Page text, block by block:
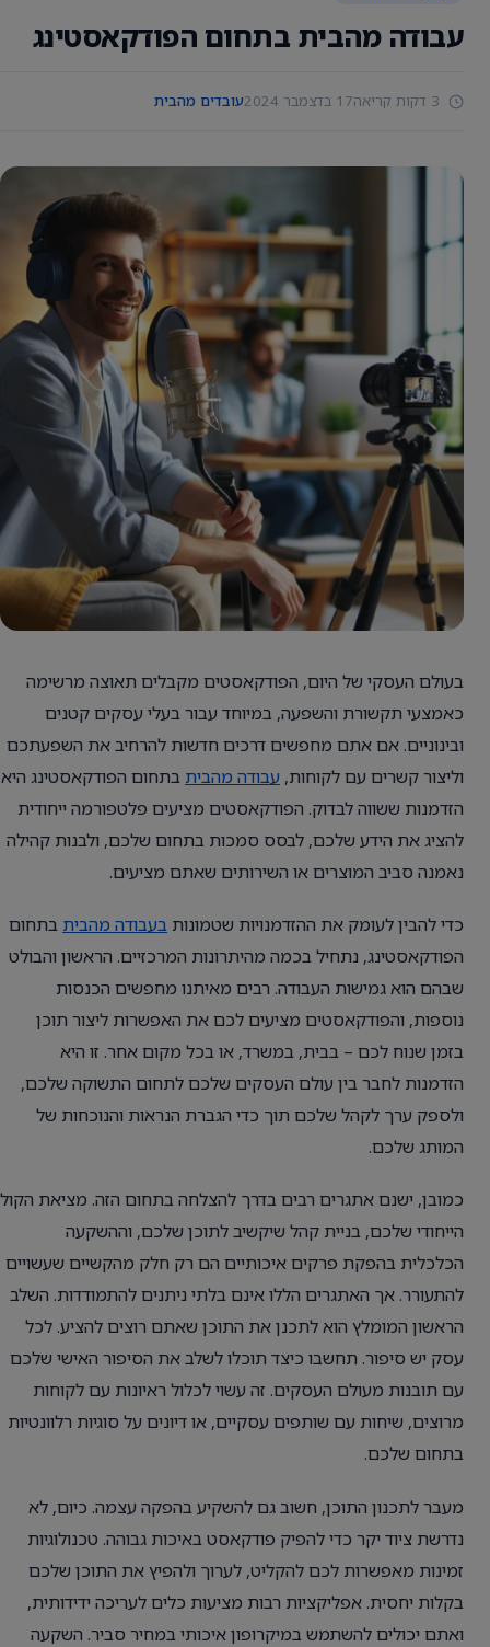
עבודה מהבית בתחום הפודקאסטינג
17 בדצמבר 2024 עובדים מהבית
בעולם העסקי של היום, הפודקאסטים מקבלים תאוצה מרשימה
כאמצעי תקשורת והשפעה, במיוחד עבור בעלי עסקים קטנים
ובינוניים. אם אתם מחפשים דרכים חדשות להרחיב את השפעתכם
וליצור קשרים עם לקוחות, עבודה מהבית בתחום הפודקאסטינג היא
הזדמנות ששווה לבדוק. הפודקאסטים מציעים פלטפורמה ייחודית
להציג את הידע שלכם, לבסס סמכות בתחום שלכם, ולבנות קהילה
נאמנה סביב המוצרים או השירותים שאתם מציעים.
כדי להבין לעומק את ההזדמנויות שטמונות בעבודה מהבית בתחום
הפודקאסטינג, נתחיל בכמה מהיתרונות המרכזיים. הראשון והבולט
שבהם הוא גמישות העבודה. רבים מאיתנו מחפשים הכנסות
נוספות, והפודקאסטים מציעים לכם את האפשרות ליצור תוכן
בזמן שנוח לכם – בבית, במשרד, או בכל מקום אחר. זו היא
הזדמנות לחבר בין עולם העסקים שלכם לתחום התשוקה שלכם,
ולספק ערך לקהל שלכם תוך כדי הגברת הנראות והנוכחות של
המותג שלכם.
כמובן, ישנם אתגרים רבים בדרך להצלחה בתחום הזה. מציאת הקול
הייחודי שלכם, בניית קהל שיקשיב לתוכן שלכם, וההשקעה
הכלכלית בהפקת פרקים איכותיים הם רק חלק מהקשיים שעשויים
להתעורר. אך האתגרים הללו אינם בלתי ניתנים להתמודדות. השלב
הראשון המומלץ הוא לתכנן את התוכן שאתם רוצים להציע. לכל
עסק יש סיפור. תחשבו כיצד תוכלו לשלב את הסיפור האישי שלכם
עם תובנות מעולם העסקים. זה עשוי לכלול ראיונות עם לקוחות
מרוצים, שיחות עם שותפים עסקיים, או דיונים על סוגיות רלוונטיות
בתחום שלכם.
מעבר לתכנון התוכן, חשוב גם להשקיע בהפקה עצמה. כיום, לא
נדרשת ציוד יקר כדי להפיק פודקאסט באיכות גבוהה. טכנולוגיות
זמינות מאפשרות לכם להקליט, לערוך ולהפיץ את התוכן שלכם
בקלות יחסית. אפליקציות רבות מציעות כלים לעריכה ידידותית,
ואתם יכולים להשתמש במיקרופון איכותי במחיר סביר. השקעה